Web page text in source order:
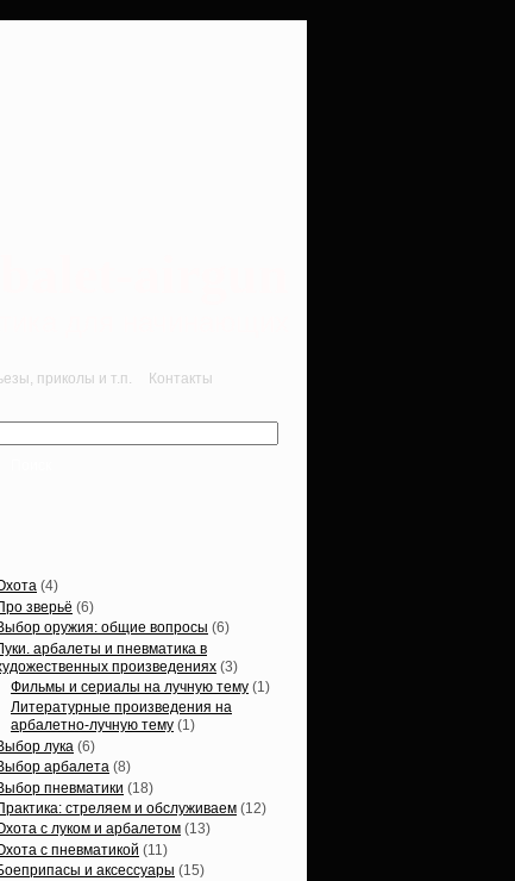
приколы и т.п. Контакты
(4)
зверьё (6)
оружия: общие вопросы (6)
арбалеты и пневматика в
произведениях (3)
Фильмы и сериалы на лучную тему (1)
Литературные произведения на
арбалетно-лучную тему (1)
лука (6)
арбалета (8)
пневматики (18)
стреляем и обслуживаем (12)
с луком и арбалетом (13)
с пневматикой (11)
и аксессуары (15)